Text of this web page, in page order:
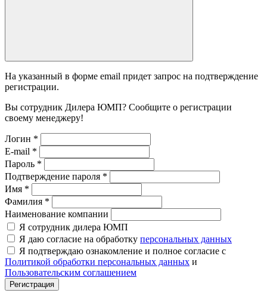
На указанный в форме email придет запрос на подтверждение
регистрации.
Вы сотрудник Дилера ЮМП? Сообщите о регистрации
своему менеджеру!
Логин *
E-mail *
Пароль *
Подтверждение пароля *
Имя *
Фамилия *
Наименование компании
Я сотрудник дилера ЮМП
Я даю согласие на обработку персональных данных
Я подтверждаю ознакомление и полное согласие с
Политикой обработки персональных данных и
Пользовательским соглашением
Регистрация